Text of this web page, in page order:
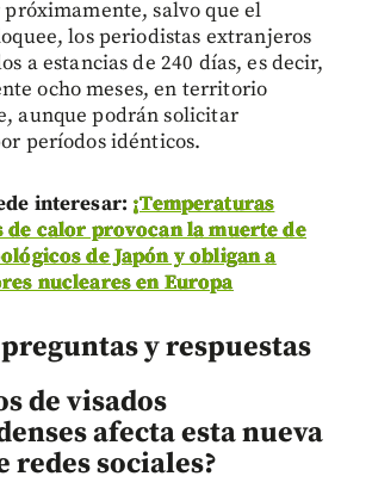
salvo que el
los periodistas extranjeros
a estancias de 240 días, es decir,
ocho meses, en territorio
aunque podrán solicitar
períodos idénticos.
interesar: ¡Temperaturas
de calor provocan la muerte de
de Japón y obligan a
nucleares en Europa
y respuestas
de visados
afecta esta nueva
redes sociales?